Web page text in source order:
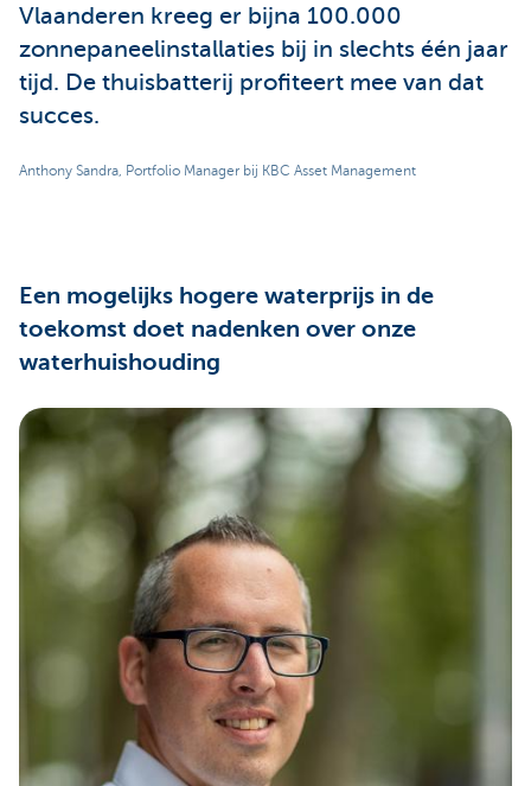
Vlaanderen kreeg er bijna 100.000
zonnepaneelinstallaties bij in slechts één jaar
tijd. De thuisbatterij profiteert mee van dat
succes.
Anthony Sandra, Portfolio Manager bij KBC Asset Management
Een mogelijks hogere waterprijs in de
toekomst doet nadenken over onze
waterhuishouding